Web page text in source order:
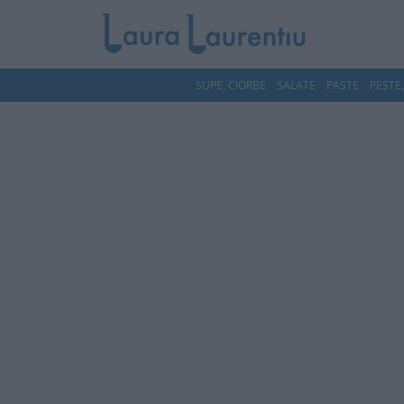
SUPE, CIORBE SALATE PASTE